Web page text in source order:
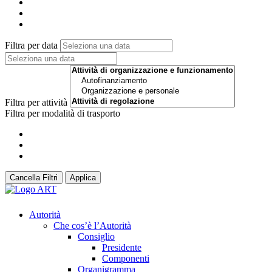
Filtra per data
Filtra per attività
Filtra per modalità di trasporto
Cancella Filtri Applica
Autorità
Che cos’è l’Autorità
Consiglio
Presidente
Componenti
Organigramma